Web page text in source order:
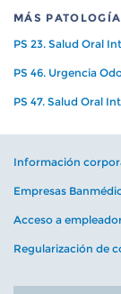
MÁS
PS 23. Salud Oral
PS 46. Urgencia
PS 47. Salud Oral
Información
Empresas
Acceso a
Regularización de